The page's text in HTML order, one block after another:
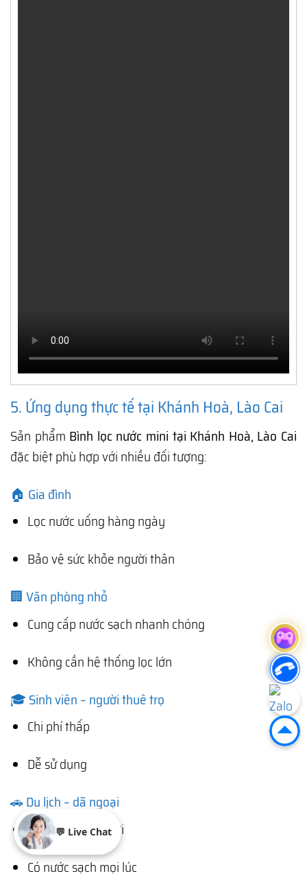
5. Ứng dụng thực tế tại Khánh Hoà, Lào Cai
Sản phẩm Bình lọc nước mini tại Khánh Hoà, Lào Cai
đặc biệt phù hợp với nhiều đối tượng:
🏠 Gia đình
Lọc nước uống hàng ngày
Bảo vệ sức khỏe người thân
🏢 Văn phòng nhỏ
Cung cấp nước sạch nhanh chóng
Không cần hệ thống lọc lớn
🎓 Sinh viên – người thuê trọ
Chi phí thấp
Dễ sử dụng
🚗 Du lịch – dã ngoại
Mang theo tiện lợi
Có nước sạch mọi lúc
💬 Live Chat